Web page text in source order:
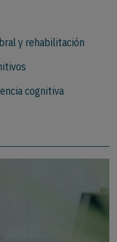
y rehabilitación
cognitiva